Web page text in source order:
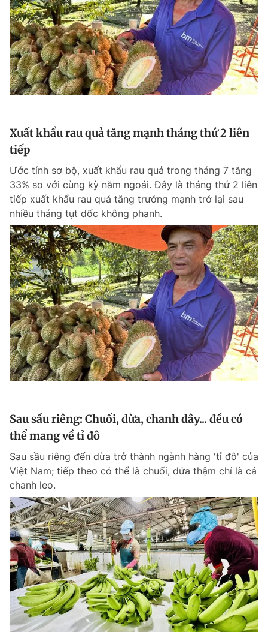
Xuất khẩu rau quả tăng mạnh tháng thứ 2 liên
tiếp
Ước tính sơ bộ, xuất khẩu rau quả trong tháng 7 tăng
33% so với cùng kỳ năm ngoái. Đây là tháng thứ 2 liên
tiếp xuất khẩu rau quả tăng trưởng mạnh trở lại sau
nhiều tháng tụt dốc không phanh.
Sau sầu riêng: Chuối, dừa, chanh dây... đều có
thể mang về tỉ đô
Sau sầu riêng đến dừa trở thành ngành hàng 'tỉ đô' của
Việt Nam; tiếp theo có thể là chuối, dứa thậm chí là cả
chanh leo.